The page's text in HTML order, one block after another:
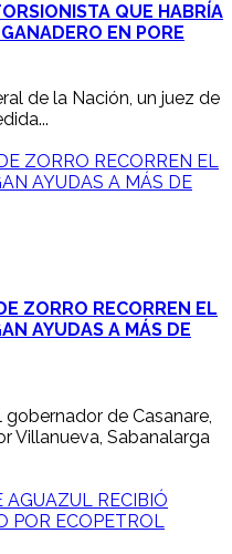
QUE HABRÍA
EN PORE
de la Nación, un juez de
ZORRO RECORREN EL
AYUDAS A MÁS DE
ZORRO RECORREN EL
AYUDAS A MÁS DE
de Casanare,
Villanueva, Sabanalarga
AGUAZUL RECIBIÓ
POR ECOPETROL